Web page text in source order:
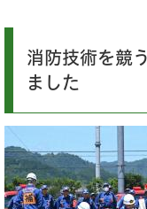
消防技術を競
ました